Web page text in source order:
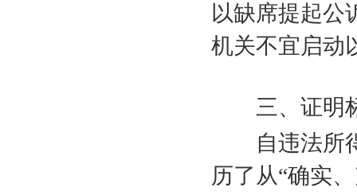
以缺席提起公
机关不宜启动
三、证明
自违法所
历了从“确实